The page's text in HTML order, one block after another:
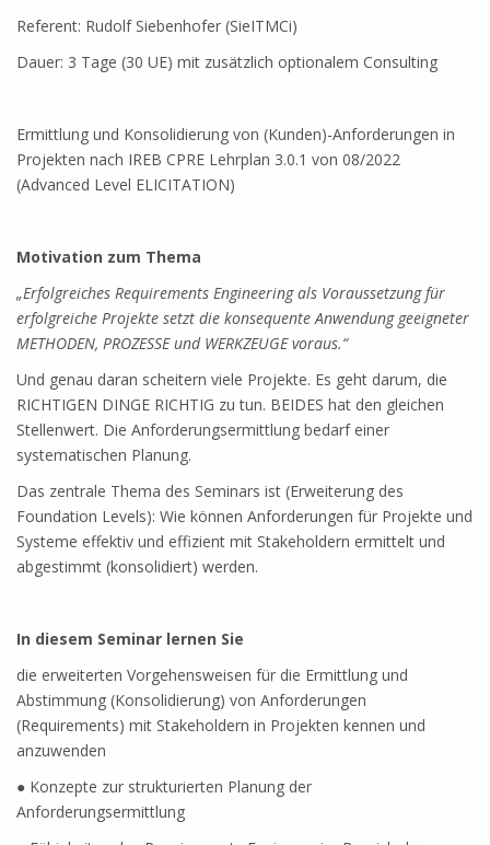
Referent: Rudolf Siebenhofer (SieITMCi)
Dauer: 3 Tage (30 UE) mit zusätzlich optionalem Consulting
Ermittlung und Konsolidierung von (Kunden)-Anforderungen in
Projekten nach IREB CPRE Lehrplan 3.0.1 von 08/2022
(Advanced Level ELICITATION)
Motivation zum Thema
„Erfolgreiches Requirements Engineering als Voraussetzung für
erfolgreiche Projekte setzt die konsequente Anwendung geeigneter
METHODEN, PROZESSE und WERKZEUGE voraus.“
Und genau daran scheitern viele Projekte. Es geht darum, die
RICHTIGEN DINGE RICHTIG zu tun. BEIDES hat den gleichen
Stellenwert. Die Anforderungsermittlung bedarf einer
systematischen Planung.
Das zentrale Thema des Seminars ist (Erweiterung des
Foundation Levels): Wie können Anforderungen für Projekte und
Systeme effektiv und effizient mit Stakeholdern ermittelt und
abgestimmt (konsolidiert) werden.
In diesem Seminar lernen Sie
die erweiterten Vorgehensweisen für die Ermittlung und
Abstimmung (Konsolidierung) von Anforderungen
(Requirements) mit Stakeholdern in Projekten kennen und
anzuwenden
● Konzepte zur strukturierten Planung der
Anforderungsermittlung